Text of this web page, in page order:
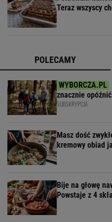
Teraz wszyscy
POLECAMY
znacznie
SUBSKRYPCJA
Masz dość
kremowy obiad
Bije na głowę
Powstaje z 4